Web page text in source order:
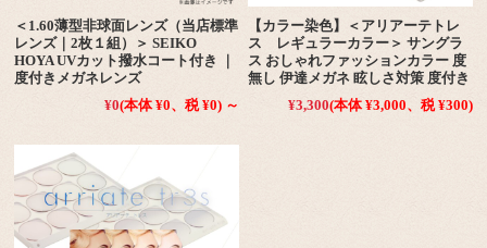
＜1.60薄型非球面レンズ（当店標準
レンズ｜2枚１組）＞ SEIKO
HOYA UVカット撥水コート付き ｜
度付きメガネレンズ
¥0(本体 ¥0、税 ¥0) ～
【カラー染色】＜アリアーテトレ
ス レギュラーカラー＞ サングラ
ス おしゃれファッションカラー 度
無し 伊達メガネ 眩しさ対策 度付き
¥3,300(本体 ¥3,000、税 ¥300)